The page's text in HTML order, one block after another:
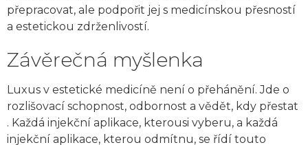
přepracovat, ale podpořit jej s medicínskou přesností
a estetickou zdrženlivostí.
Závěrečná myšlenka
Luxus v estetické medicíně není o přehánění. Jde o
rozlišovací schopnost, odbornost a vědět, kdy přestat
. Každá injekční aplikace, kterousi vyberu, a každá
injekční aplikace, kterou odmítnu, se řídí touto